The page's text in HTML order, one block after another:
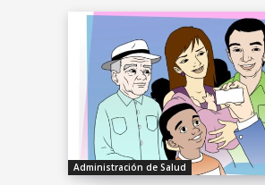
Administración de Salud